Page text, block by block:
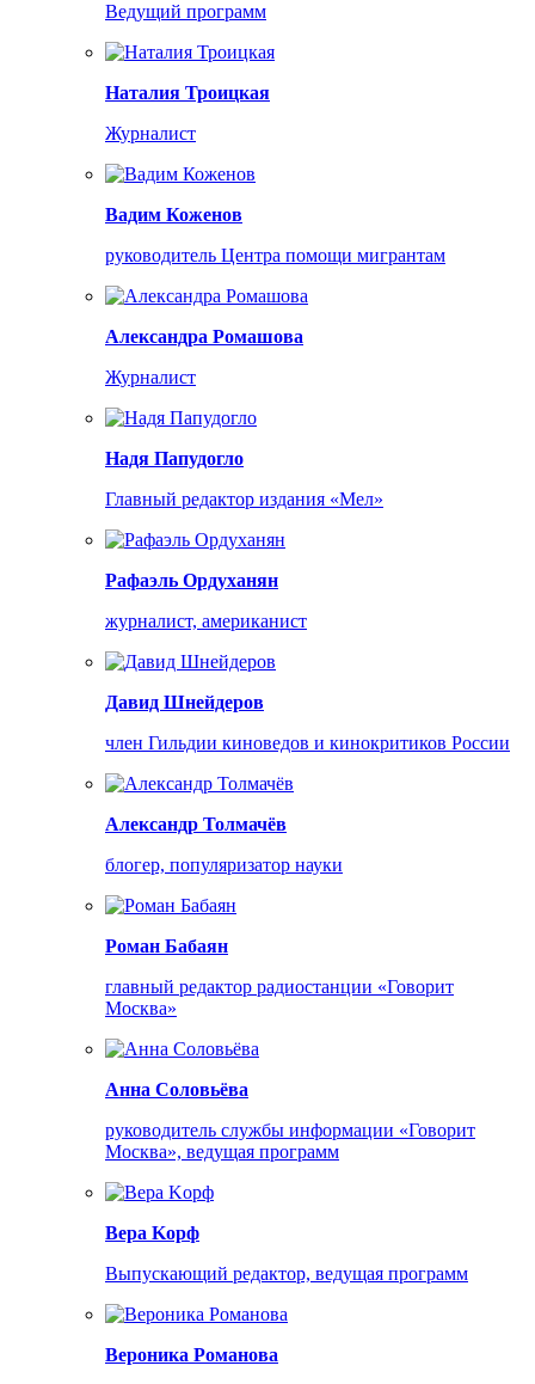
Ведущий программ
Наталия Троицкая
Журналист
Вадим Коженов
руководитель Центра помощи мигрантам
Александра Ромашова
Журналист
Надя Папудогло
Главный редактор издания «Мел»
Рафаэль Ордуханян
журналист, американист
Давид Шнейдеров
член Гильдии киноведов и кинокритиков России
Александр Толмачёв
блогер, популяризатор науки
Роман Бабаян
главный редактор радиостанции «Говорит
Москва»
Анна Соловьёва
руководитель службы информации «Говорит
Москва», ведущая программ
Bepa Koрф
Выпускающий редактор, ведущая программ
Вероника Романова